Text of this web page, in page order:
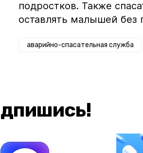
подростков. Также
оставлять малышей без
аварийно-спасательная служба